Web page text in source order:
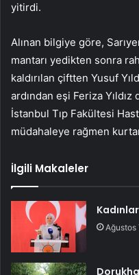
yitirdi.
Alınan bilgiye göre,
mantarı yedikten sonra
kaldırılan çiftten Yusuf
ardından eşi Feriza
İstanbul Tıp Fakültesi
müdahaleye rağmen
İlgili Makaleler
Ağustos